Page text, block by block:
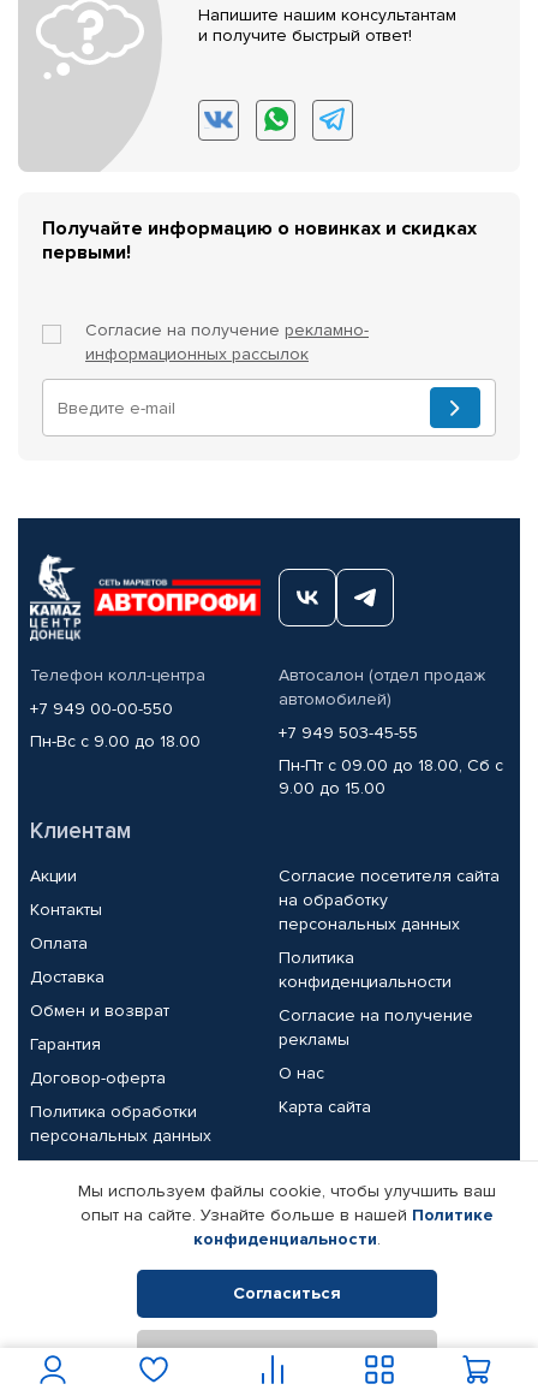
Напишите нашим консультантам
и получите быстрый ответ!
Получайте информацию о новинках и скидках
первыми!
Согласие на получение рекламно-
информационных рассылок
Телефон колл-центра
+7 949 00-00-550
Пн-Вс с 9.00 до 18.00
Автосалон (отдел продаж
автомобилей)
+7 949 503-45-55
Пн-Пт с 09.00 до 18.00, Сб с
9.00 до 15.00
Клиентам
Акции
Контакты
Оплата
Доставка
Обмен и возврат
Гарантия
Договор-оферта
Политика обработки
персональных данных
Согласие посетителя сайта
на обработку
персональных данных
Политика
конфиденциальности
Согласие на получение
рекламы
О нас
Карта сайта
Партнерам
Корпоративным клиентам
Поставщикам
Реквизиты компании
© КАМАЗ ЦЕНТР ДОНЕЦК, 2015-2026. Все права защищены.
Интернет-магазин автомобильных товаров Автопрофи.
Мы используем файлы cookie, чтобы улучшить ваш
опыт на сайте. Узнайте больше в нашей Политике
конфиденциальности.
Согласиться
Отклонить